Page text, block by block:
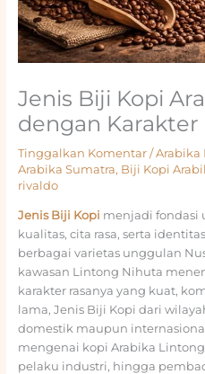
Jenis Biji Kopi
dengan Karakter
Tinggalkan Komentar /Arabika
Arabika Sumatra, Biji Kopi
rivaldo
Jenis Biji Kopi menjadi fondasi
kualitas, cita rasa, serta
berbagai varietas unggulan
kawasan Lintong Nihuta
karakter rasanya yang kuat,
lama, Jenis Biji Kopi dari
domestik maupun
mengenai kopi Arabika
pelaku industri, hingga